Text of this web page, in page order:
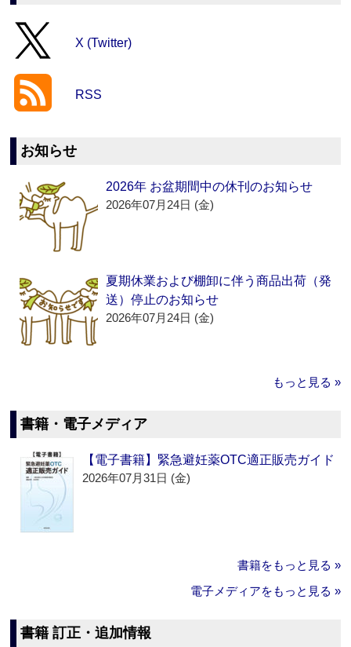
X (Twitter)
RSS
お知らせ
2026年 お盆期間中の休刊のお知らせ
2026年07月24日 (金)
夏期休業および棚卸に伴う商品出荷（発
送）停止のお知らせ
2026年07月24日 (金)
もっと見る »
書籍・電子メディア
【電子書籍】緊急避妊薬OTC適正販売ガイド
2026年07月31日 (金)
書籍をもっと見る »
電子メディアをもっと見る »
書籍 訂正・追加情報